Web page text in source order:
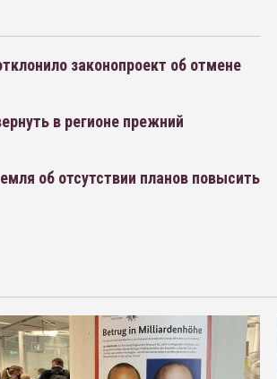
законопроект об отмене
в регионе прежний
об отсутствии планов повысить